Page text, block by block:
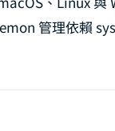
LINE Official
管理依賴